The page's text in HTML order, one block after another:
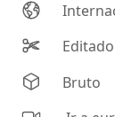
Editado
Bruto